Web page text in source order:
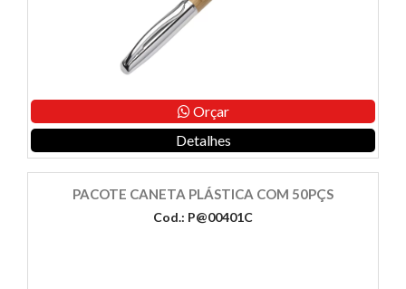
Orçar
Detalhes
PACOTE CANETA PLÁSTICA COM 50PÇS
Cod.: P@00401C